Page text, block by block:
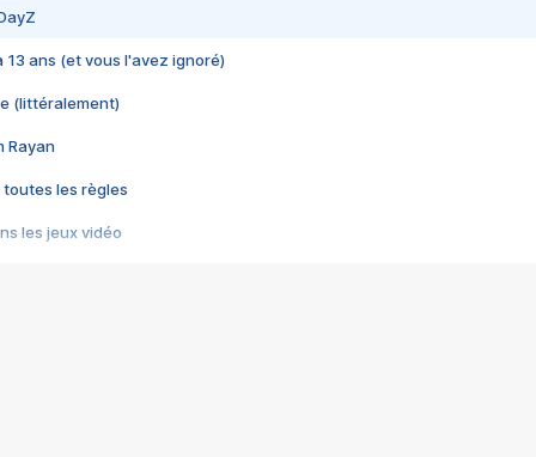
13 ans (et vous l'avez ignoré)
(littéralement)
Rayan
toutes les règles
les jeux vidéo